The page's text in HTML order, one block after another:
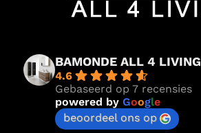
BAMONDE ALL 4 LIVING
4.6
Gebaseerd op 7 recensies
powered by Google
beoordeel ons op